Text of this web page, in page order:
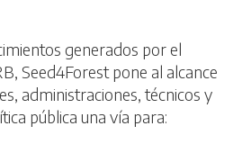
generados por el
Seed4Forest pone al alcance
administraciones, técnicos y
pública una vía para: